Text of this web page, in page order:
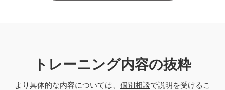
トレーニング内容の抜粋
より具体的な内容については、 個別相談で説明を受けるこ